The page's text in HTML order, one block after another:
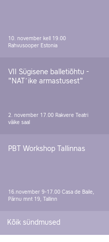
10. november kell 19.00
Rahvusooper Estonia
VII Sügisene balletiõhtu -
"NAT´ike armastusest"
2. november 17.00 Rakvere Teatri
väike saal
PBT Workshop Tallinnas
16.november 9-17.00 Casa de Baile,
Pärnu mnt 19, Tallinn
Kõik sündmused